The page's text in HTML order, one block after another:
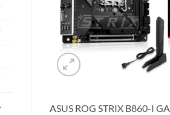
ASUS ROG STRIX B860-I